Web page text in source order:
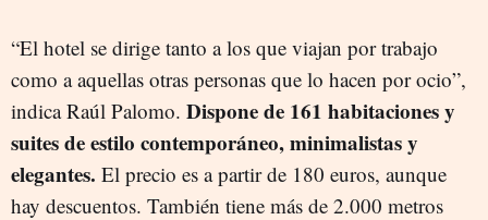
“El hotel se dirige tanto a los que viajan por trabajo
como a aquellas otras personas que lo hacen por ocio”,
indica Raúl Palomo. Dispone de 161 habitaciones y
suites de estilo contemporáneo, minimalistas y
elegantes. El precio es a partir de 180 euros, aunque
hay descuentos. También tiene más de 2.000 metros